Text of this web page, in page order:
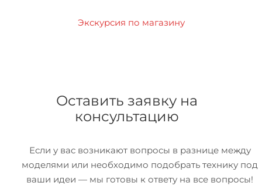
Экскурсия по магазину
Оставить заявку на
консультацию
Если у вас возникают вопросы в разнице между
моделями или необходимо подобрать технику под
ваши идеи — мы готовы к ответу на все вопросы!